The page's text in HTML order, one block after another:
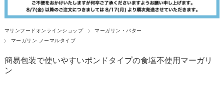
マリンフードオンラインショップ
マーガリン・バター
マーガリン-ノーマルタイプ
簡易包装で使いやすいポンドタイプの食塩不使用マーガリ
ン